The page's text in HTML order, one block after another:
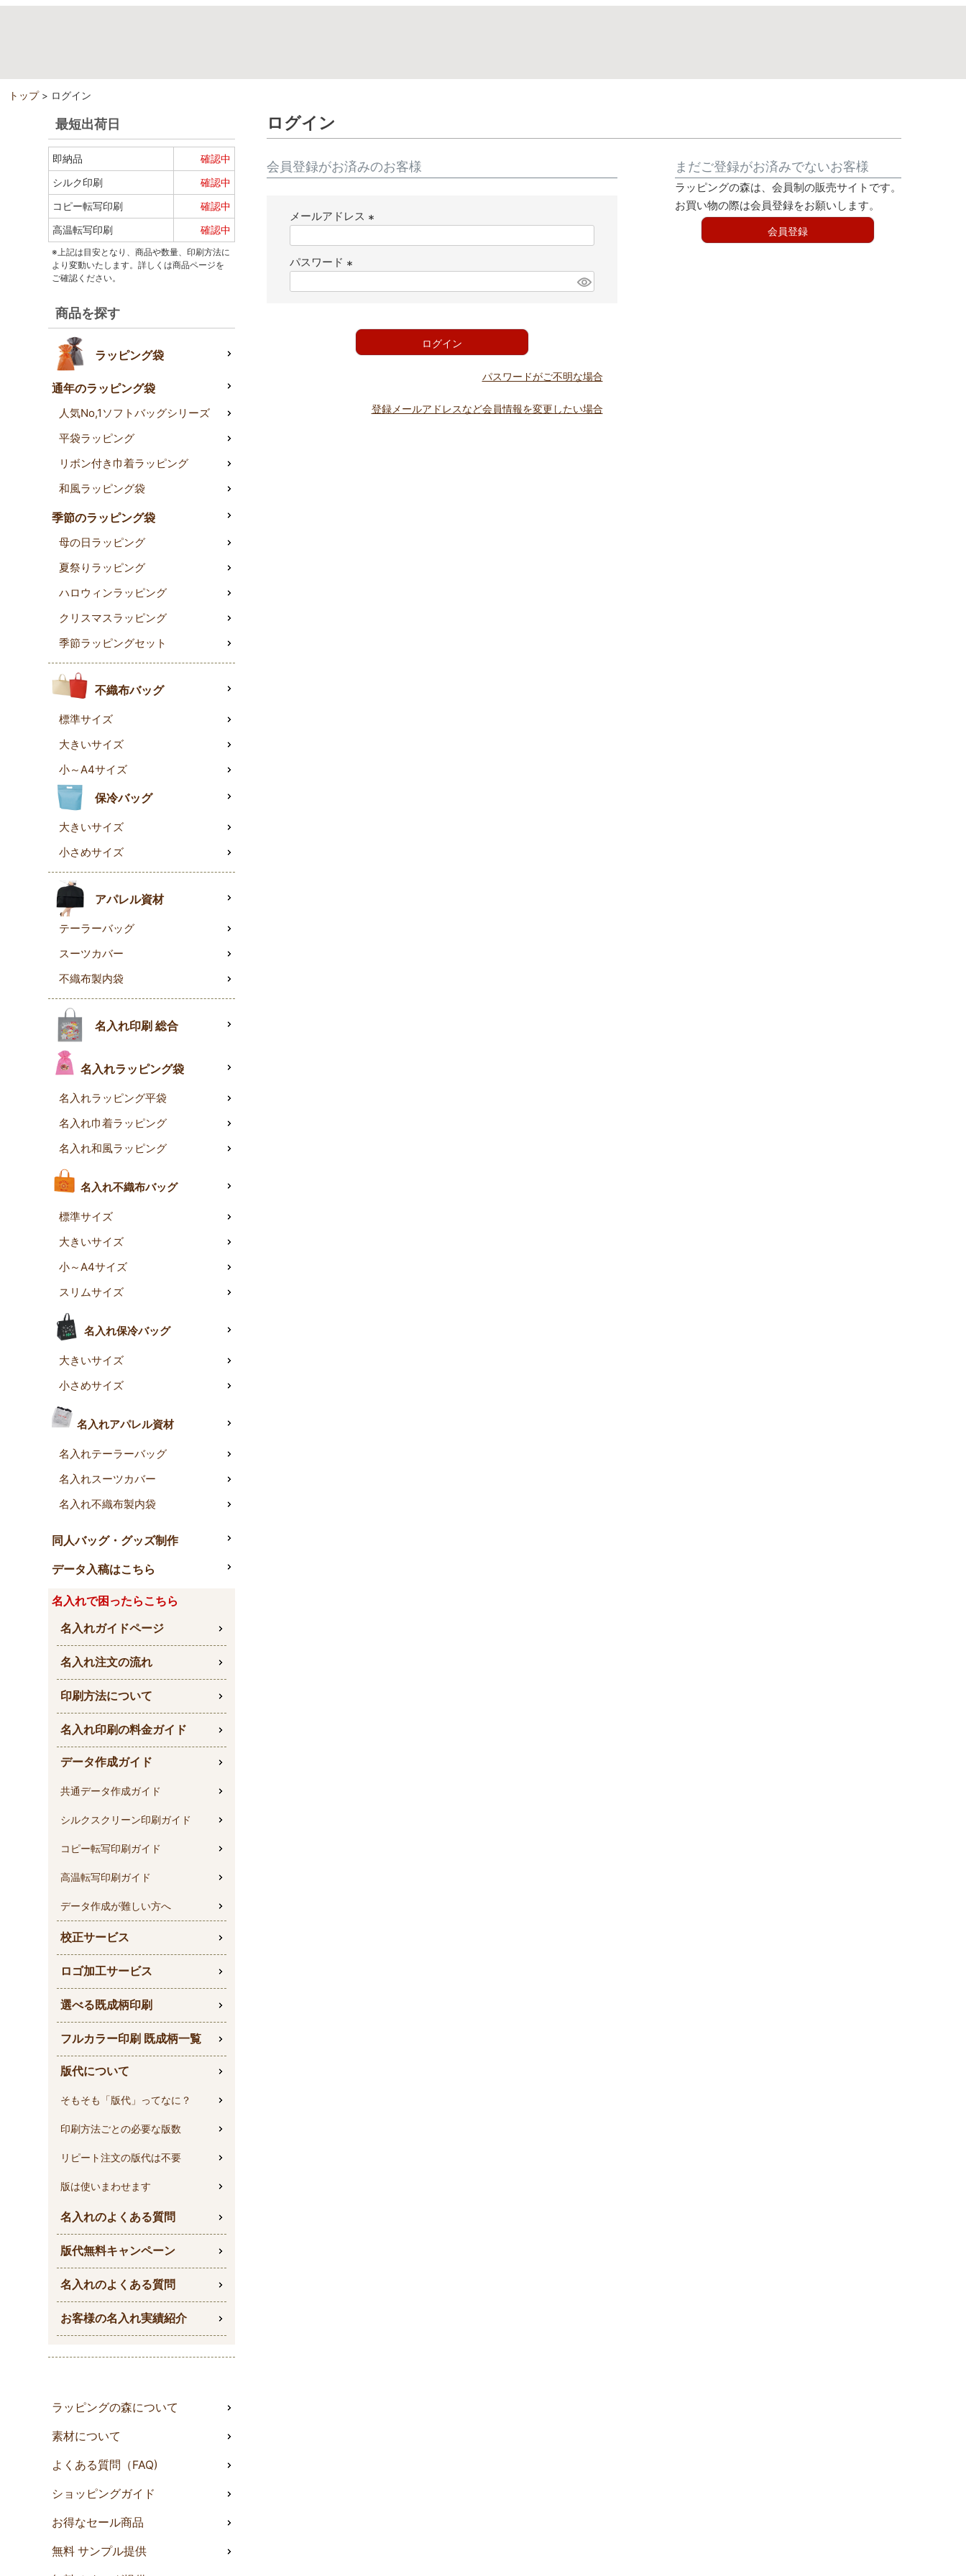
トップ ログイン
最短出荷日
即納品 確認中
シルク印刷 確認中
コピー転写印刷 確認中
高温転写印刷 確認中
※上記は目安となり、商品や数量、印刷方法に
より変動いたします。詳しくは商品ページを
ご確認ください。
商品を探す
ラッピング袋
通年のラッピング袋
人気No,1ソフトバッグシリーズ
平袋ラッピング
リボン付き巾着ラッピング
和風ラッピング袋
季節のラッピング袋
母の日ラッピング
夏祭りラッピング
ハロウィンラッピング
クリスマスラッピング
季節ラッピングセット
不織布バッグ
標準サイズ
大きいサイズ
小～A4サイズ
保冷バッグ
大きいサイズ
小さめサイズ
アパレル資材
テーラーバッグ
スーツカバー
不織布製内袋
名入れ印刷 総合
名入れラッピング袋
名入れラッピング平袋
名入れ巾着ラッピング
名入れ和風ラッピング
名入れ不織布バッグ
標準サイズ
大きいサイズ
小～A4サイズ
スリムサイズ
名入れ保冷バッグ
大きいサイズ
小さめサイズ
名入れアパレル資材
名入れテーラーバッグ
名入れスーツカバー
名入れ不織布製内袋
同人バッグ・グッズ制作
データ入稿はこちら
名入れで困ったらこちら
名入れガイドページ
名入れ注文の流れ
印刷方法について
名入れ印刷の料金ガイド
データ作成ガイド
共通データ作成ガイド
シルクスクリーン印刷ガイド
コピー転写印刷ガイド
高温転写印刷ガイド
データ作成が難しい方へ
校正サービス
ロゴ加工サービス
選べる既成柄印刷
フルカラー印刷 既成柄一覧
版代について
そもそも「版代」ってなに？
印刷方法ごとの必要な版数
リピート注文の版代は不要
版は使いまわせます
名入れのよくある質問
版代無料キャンペーン
名入れのよくある質問
お客様の名入れ実績紹介
ラッピングの森について
素材について
よくある質問（FAQ)
ショッピングガイド
お得なセール商品
無料 サンプル提供
ログイン
会員登録がお済みのお客様
メールアドレス
須
)
パスワード
ログイン
パスワードがご不明な場合
登録メールアドレスなど会員情報を変更したい場合
まだご登録がお済みでないお客様
ラッピングの森は、会員制の販売サイトです。
お買い物の際は会員登録をお願いします。
会員登録